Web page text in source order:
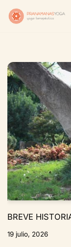
Saltar
BREVE
19 julio, 2026